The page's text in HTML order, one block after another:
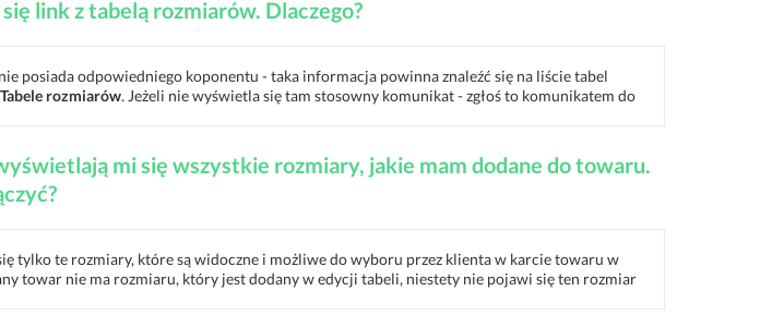
link z tabelą rozmiarów. Dlaczego?
posiada odpowiedniego koponentu - taka informacja powinna znaleźć się na liście tabel
rozmiarów. Jeżeli nie wyświetla się tam stosowny komunikat - zgłoś to komunikatem do
mi się wszystkie rozmiary, jakie mam dodane do towaru.
tylko te rozmiary, które są widoczne i możliwe do wyboru przez klienta w karcie towaru w
towar nie ma rozmiaru, który jest dodany w edycji tabeli, niestety nie pojawi się ten rozmiar